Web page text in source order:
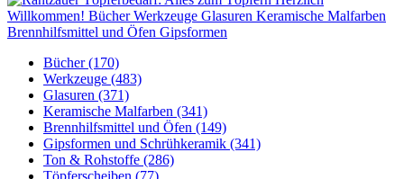
Bücher(170)
Werkzeuge (483)
Glasuren (371)
Keramische Malfarben (341)
Brennhilfsmittel und Öfen (149)
Gipsformen und Schrühkeramik (341)
Ton & Rohstoffe (286)
Töpferscheiben (77)